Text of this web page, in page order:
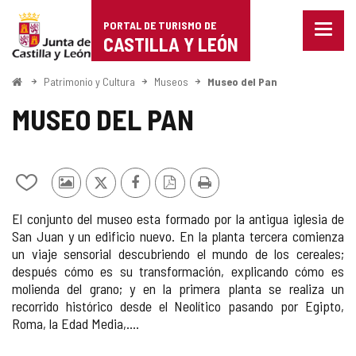
Portal
de
Turismo
de
Castilla
León
PORTAL DE TURISMO DE
CASTILLA Y LEÓN
Menu
InicioPatrimonio y Cultura Museos Museo del Pan
MUSEO DEL PAN
Añadir/quitar
mis
cuadernos
Fotos
otros
turistas
X FacebookVersiónImprimir
El conjunto del museo esta formado por la antigua iglesia de
San Juan y un edificio nuevo. En la planta tercera comienza
un viaje sensorial descubriendo el mundo de los cereales;
después cómo es su transformación, explicando cómo es
molienda del grano; y en la primera planta se realiza un
recorrido histórico desde el Neolítico pasando por Egipto,
Roma, la Edad Media,....